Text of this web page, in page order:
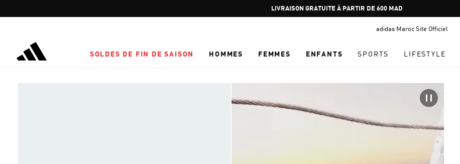
Pause
promotion
LIVRAISON GRATUITE À PARTIR DE 600 MAD
adidas Maroc Site Officiel
SOLDES DE FIN DE SAISON HOMMES FEMMES ENFANTS SPORTS LIFESTYLE